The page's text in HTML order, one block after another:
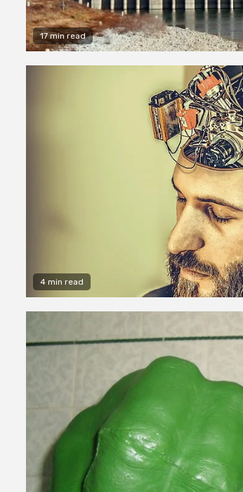
17 min read
4 min read